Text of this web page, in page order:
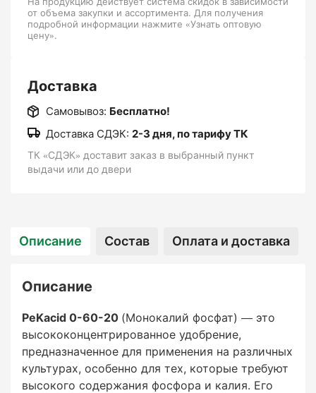
Для каких растений:
Плодовые и ягодные культуры
малина, черешня).
цветы и плоды.
На каких стадиях роста используется:
от объема закупки и ассортимента. Для получения
подробной информации нажмите «Узнать оптовую
цену».
Доставка
Самовывоз: Бесплатно!
Доставка СДЭК: 2-3 дня, по тарифу ТК
ТК «СДЭК» доставит заказ в выбранный пункт
выдачи или до двери
Описание Состав Оплата и доставка
Описание
PeKacid 0-60-20 (Монокалий фосфат) — это
высококонцентрированное удобрение,
предназначенное для применения на различных
культурах, особенно для тех, которые требуют
высокого содержания фосфора и калия. Его